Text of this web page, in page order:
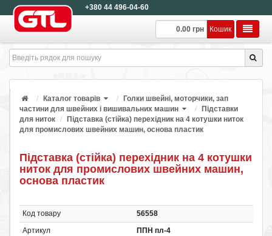
+380 44 496-04-60
0.00 грн Кошик
Каталог товарів
Голки швейні, моторчики, зап
частини для швейних і вишивальних машин
Підставки
для ниток
Підставка (стійка) перехідник на 4 котушки ниток
для промислових швейних машин, основа пластик
Підставка (стійка) перехідник на 4 котушки
ниток для промислових швейних машин,
основа пластик
Код товару
56558
Артикул
ППН пл-4